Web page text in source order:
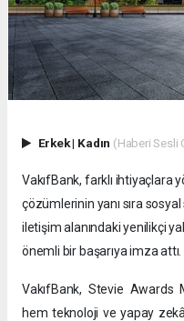
Erkek| Kadın (Haberi Sesli
VakıfBank, farklı ihtiyaçlara
çözümlerinin yanı sıra
iletişim alanındaki yenilikçi
önemli bir başarıya imza attı.
VakıfBank, Stevie Awards
hem teknoloji ve yapay